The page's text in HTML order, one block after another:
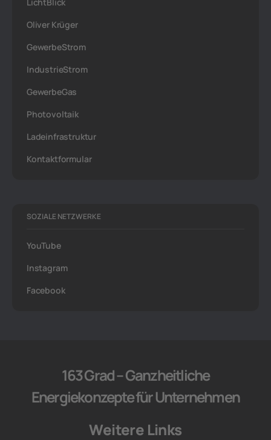
Oliver Krüger
GewerbeStrom
IndustrieStrom
GewerbeGas
Photovoltaik
Ladeinfrastruktur
Kontaktformular
SOZIALE NETZWERKE
YouTube
Instagram
Facebook
163 Grad – Ganzheitliche
Energiekonzepte für Unternehmen
Weitere Links